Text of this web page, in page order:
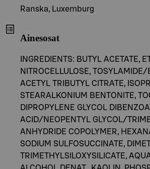
Ranska, Luxemburg
Ainesosat
INGREDIENTS: BUTYL ACETATE,
NITROCELLULOSE, TOSYLAMIDE/
ACETYL TRIBUTYL CITRATE,
STEARALKONIUM BENTONITE,
DIPROPYLENE GLYCOL
ACID/NEOPENTYL GLYCOL/
ANHYDRIDE COPOLYMER,
SODIUM SULFOSUCCINATE,
TRIMETHYLSILOXYSILICATE,